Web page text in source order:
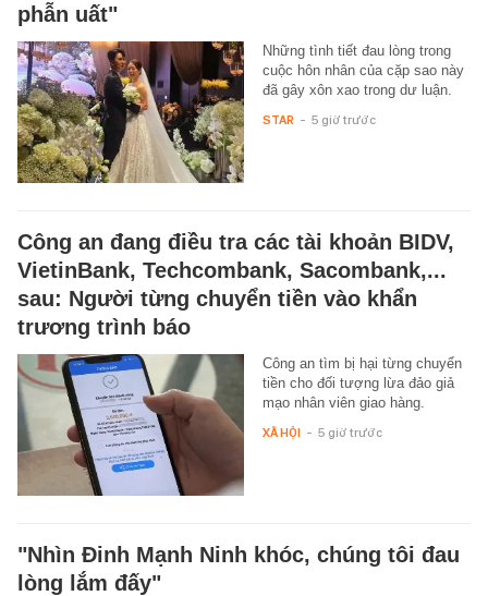
phẫn uất"
Những tình tiết đau lòng trong
cuộc hôn nhân của cặp sao này
đã gây xôn xao trong dư luận.
STAR - 5 giờ trước
Công an đang điều tra các tài khoản BIDV,
VietinBank, Techcombank, Sacombank,...
sau: Người từng chuyển tiền vào khẩn
trương trình báo
Công an tìm bị hại từng chuyển
tiền cho đối tượng lừa đảo giả
mạo nhân viên giao hàng.
XÃ HỘI - 5 giờ trước
"Nhìn Đinh Mạnh Ninh khóc, chúng tôi đau
lòng lắm đấy"